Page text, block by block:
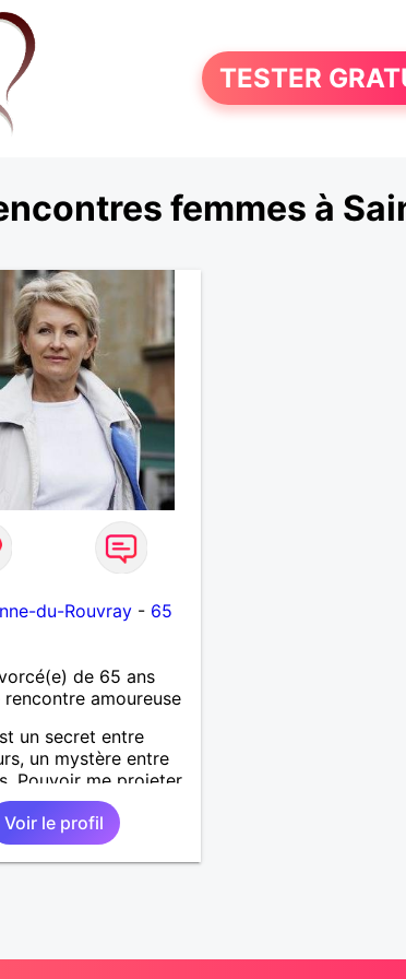
TESTER
femmes à
du-Rouvray- 65
de 65 ans
rencontre amoureuse
un secret entre
un mystère entre
Pouvoir me projeter
avec quelqu'un qui
et le plaisir de
Pour moi la
est
Voir le profil